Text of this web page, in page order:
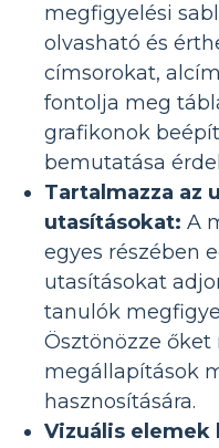
megfigyelési
olvasható és
címsorokat,
fontolja meg
grafikonok
bemutatása
Tartalmazza az
utasításokat: A
egyes részében
utasításokat
tanulók
Ösztönözze
megállapítások
hasznosítására.
Vizuális elemek